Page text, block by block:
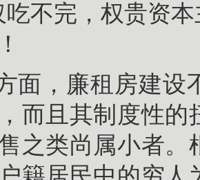
吃不完，权贵资
面，廉租房建设
而且其制度性
之类尚属小者。